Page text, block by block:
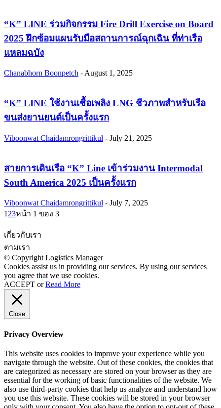
“K” LINE ร่วมกิจกรรม Fire Drill Exercise on Board
2025 ฝึกซ้อมแผนรับมือสถานการณ์ฉุกเฉิน ที่ท่าเรือ
แหลมฉบัง
Chanabhorn Boonpetch - August 1, 2025
“K” LINE ใช้งานเชื้อเพลิง LNG ชีวภาพสำหรับเรือ
ขนส่งยานยนต์เป็นครั้งแรก
Viboonwat Chaidamrongrittikul - July 21, 2025
สายการเดินเรือ “K” Line เข้าร่วมงาน Intermodal
South America 2025 เป็นครั้งแรก
Viboonwat Chaidamrongrittikul - July 7, 2025
1 23หน้า 1 ของ 3
เกี่ยวกับเรา
ตามเรา
© Copyright Logistics Manager
Cookies assist us in providing our services. By using our services
you agree that we use cookies.
ACCEPT orRead More
Close
Privacy Overview
This website uses cookies to improve your experience while you
navigate through the website. Out of these cookies, the cookies that
are categorized as necessary are stored on your browser as they are
essential for the working of basic functionalities of the website. We
also use third-party cookies that help us analyze and understand how
you use this website. These cookies will be stored in your browser